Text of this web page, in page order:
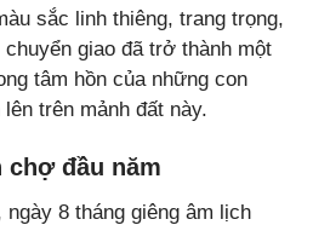
sắc linh thiêng, trang trọng,
giao đã trở thành một
tâm hồn của những con
trên mảnh đất này.
chợ đầu năm
8 tháng giêng âm lịch